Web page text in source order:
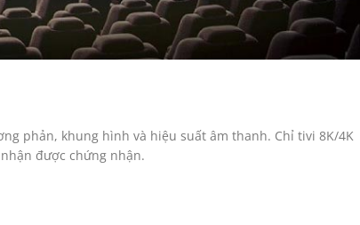
phản, khung hình và hiệu suất âm thanh. Chỉ tivi 8K/4K
được chứng nhận.